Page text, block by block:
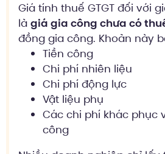
Giá tính thuế GTGT đối với
là giá gia công chưa có
đồng gia công. Khoản này
Tiền công
Chi phí nhiên liệu
Chi phí động lực
Vật liệu phụ
Các chi phí khác phục
công